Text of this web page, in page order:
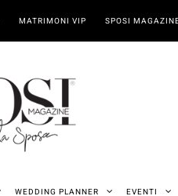
MATRIMONI VIP SPOSI
WEDDING PLANNER EVENTI